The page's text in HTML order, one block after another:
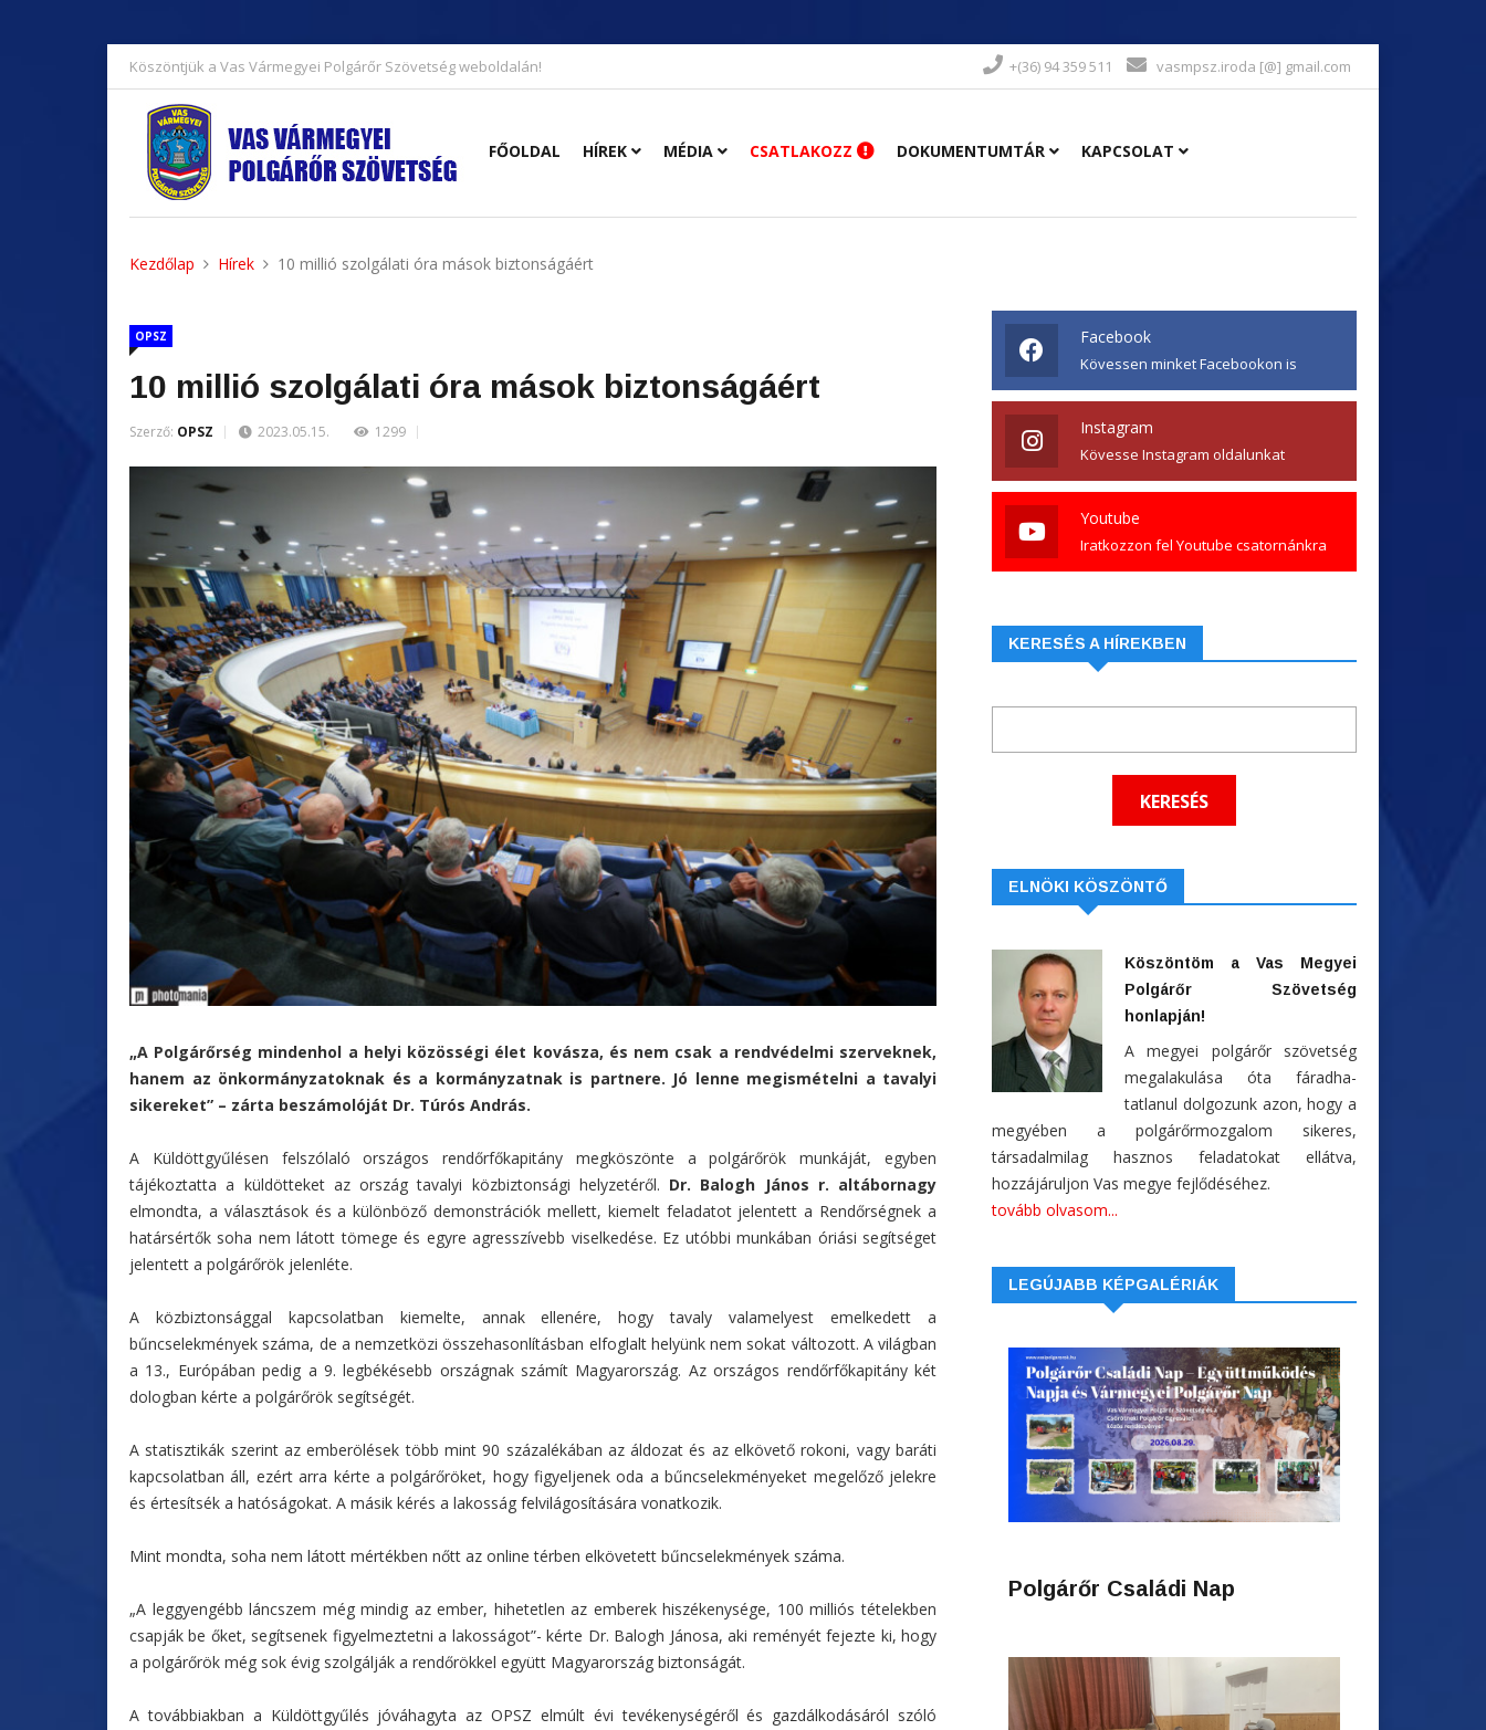
Köszöntjük a Vas Vármegyei Polgárőr Szövetség weboldalán! +(36) 94 359 511 vasmpsz.iroda [@] gmail.com
FŐOLDAL HÍREK MÉDIA CSATLAKOZZ DOKUMENTUMTÁR KAPCSOLAT
Kezdőlap Hírek 10 millió szolgálati óra mások biztonságáért
OPSZ
10 millió szolgálati óra mások biztonságáért
Szerző: OPSZ 2023.05.15. 1299
„A Polgárőrség mindenhol a helyi közösségi élet kovásza, és nem csak a rendvédelmi szerveknek,
hanem az önkormányzatoknak és a kormányzatnak is partnere. Jó lenne megismételni a tavalyi
sikereket” – zárta beszámolóját Dr. Túrós András.
A Küldöttgyűlésen felszólaló országos rendőrfőkapitány megköszönte a polgárőrök munkáját, egyben
tájékoztatta a küldötteket az ország tavalyi közbiztonsági helyzetéről. Dr. Balogh János r. altábornagy
elmondta, a választások és a különböző demonstrációk mellett, kiemelt feladatot jelentett a Rendőrségnek a
határsértők soha nem látott tömege és egyre agresszívebb viselkedése. Ez utóbbi munkában óriási segítséget
jelentett a polgárőrök jelenléte.
A közbiztonsággal kapcsolatban kiemelte, annak ellenére, hogy tavaly valamelyest emelkedett a
bűncselekmények száma, de a nemzetközi összehasonlításban elfoglalt helyünk nem sokat változott. A világban
a 13., Európában pedig a 9. legbékésebb országnak számít Magyarország. Az országos rendőrfőkapitány két
dologban kérte a polgárőrök segítségét.
A statisztikák szerint az emberölések több mint 90 százalékában az áldozat és az elkövető rokoni, vagy baráti
kapcsolatban áll, ezért arra kérte a polgárőröket, hogy figyeljenek oda a bűncselekményeket megelőző jelekre
és értesítsék a hatóságokat. A másik kérés a lakosság felvilágosítására vonatkozik.
Mint mondta, soha nem látott mértékben nőtt az online térben elkövetett bűncselekmények száma.
„A leggyengébb láncszem még mindig az ember, hihetetlen az emberek hiszékenysége, 100 milliós tételekben
csapják be őket, segítsenek figyelmeztetni a lakosságot”- kérte Dr. Balogh Jánosa, aki reményét fejezte ki, hogy
a polgárőrök még sok évig szolgálják a rendőrökkel együtt Magyarország biztonságát.
A továbbiakban a Küldöttgyűlés jóváhagyta az OPSZ elmúlt évi tevékenységéről és gazdálkodásáról szóló
Facebook
Kövessen minket Facebookon is
Instagram
Kövesse Instagram oldalunkat
Youtube
Iratkozzon fel Youtube csatornánkra
KERESÉS A HÍREKBEN
ELNÖKI KÖSZÖNTŐ
Köszöntöm a Vas Megyei
Polgárőr Szövetség
honlapján!
A megyei polgárőr szövetség
megalakulása óta fáradha-
tatlanul dolgozunk azon, hogy a
megyében a polgárőrmozgalom sikeres,
társadalmilag hasznos feladatokat ellátva,
hozzájáruljon Vas megye fejlődéséhez.
tovább olvasom...
LEGÚJABB KÉPGALÉRIÁK
Polgárőr Családi Nap